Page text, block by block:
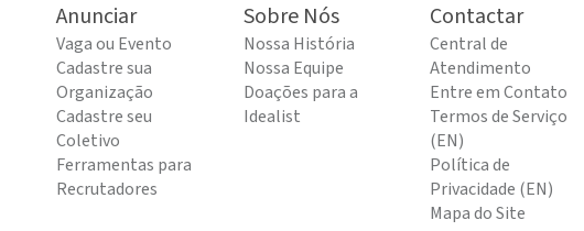
Anunciar
Vaga ou Evento
Cadastre sua
Organização
Cadastre seu
Coletivo
Ferramentas para
Recrutadores
Sobre Nós
Nossa História
Nossa Equipe
Doações para a
Idealist
Contactar
Central de
Atendimento
Entre em Contato
Termos de Serviço
(EN)
Política de
Privacidade (EN)
Mapa do Site